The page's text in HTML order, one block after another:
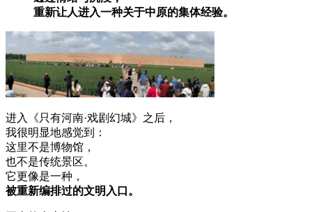
重新让人进入一种关于中原的集体经验。
进入《只有河南·戏剧幻城》之后，
我很明显地感觉到：
这里不是博物馆，
也不是传统景区。
它更像是一种，
被重新编排过的文明入口。